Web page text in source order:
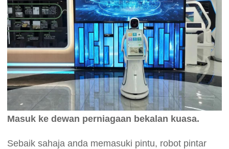
Masuk ke dewan perniagaan bekalan kuasa.
Sebaik sahaja anda memasuki pintu, robot pintar